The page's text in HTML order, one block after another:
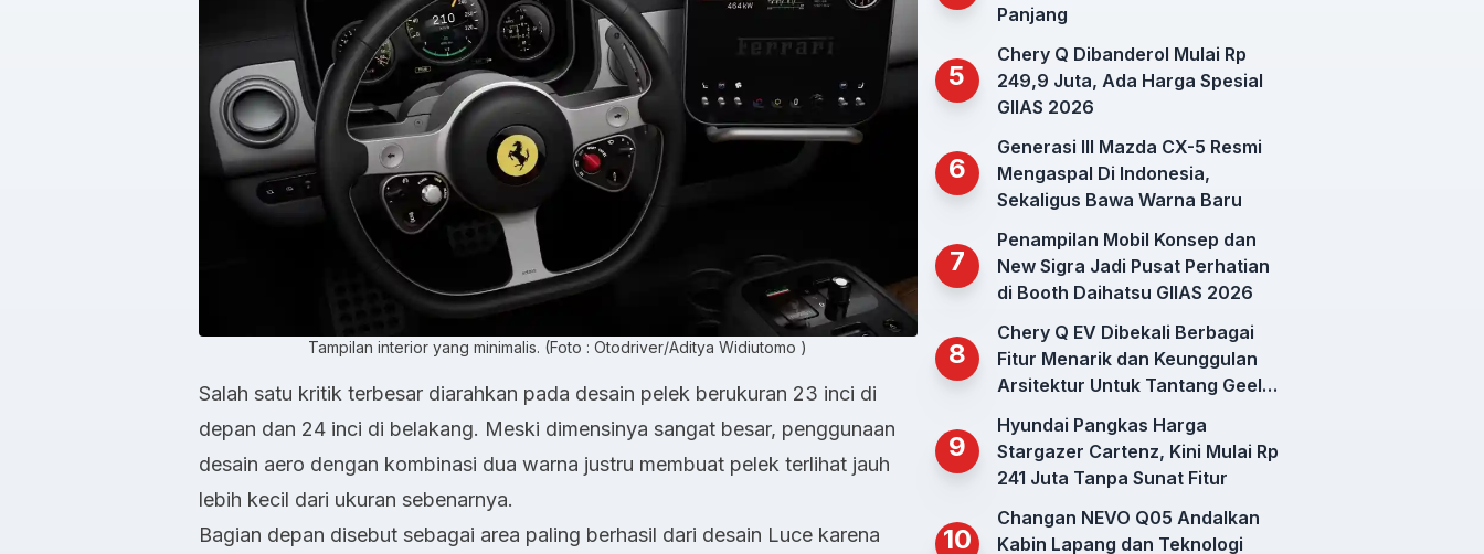
Tampilan interior yang minimalis. (Foto : Otodriver/Aditya Widiutomo )
Salah satu kritik terbesar diarahkan pada desain pelek berukuran 23 inci di
depan dan 24 inci di belakang. Meski dimensinya sangat besar, penggunaan
desain aero dengan kombinasi dua warna justru membuat pelek terlihat jauh
lebih kecil dari ukuran sebenarnya.
Bagian depan disebut sebagai area paling berhasil dari desain Luce karena
Panjang
5
Chery Q Dibanderol Mulai Rp
249,9 Juta, Ada Harga Spesial
GIIAS 2026
6
Generasi III Mazda CX-5 Resmi
Mengaspal Di Indonesia,
Sekaligus Bawa Warna Baru
7
Penampilan Mobil Konsep dan
New Sigra Jadi Pusat Perhatian
di Booth Daihatsu GIIAS 2026
8
Chery Q EV Dibekali Berbagai
Fitur Menarik dan Keunggulan
Arsitektur Untuk Tantang Geely
9
Hyundai Pangkas Harga
Stargazer Cartenz, Kini Mulai Rp
241 Juta Tanpa Sunat Fitur
10
Changan NEVO Q05 Andalkan
Kabin Lapang dan Teknologi